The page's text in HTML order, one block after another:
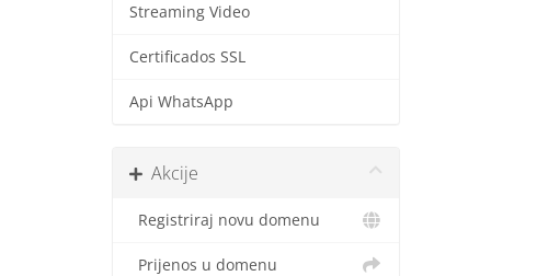
Streaming Video
Certificados SSL
Api WhatsApp
Akcije
Registriraj novu domenu
Prijenos u domenu